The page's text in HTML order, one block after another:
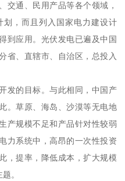
交通、民用产品等各个领域，
，而且列入国家电力建设计
到应用。光伏发电已遍及中国
省、直辖市、自治区，总投入
发的目标。与此相同，中国产
。草原、海岛、沙漠等无电地
产规模不足和产品针对性较弱
力系统中，高昂的一次性投资
，提率，降低成本，扩大规模
。